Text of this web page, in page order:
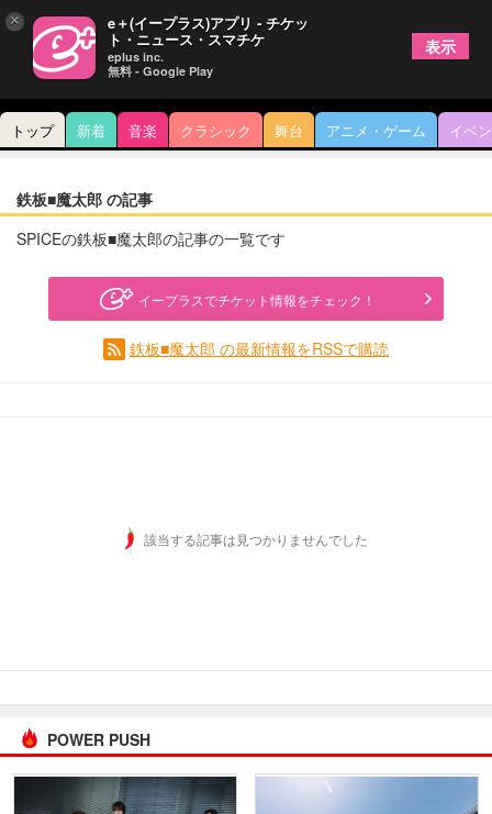
トップ 新着 音楽 クラシック 舞台 アニメ・ゲーム イベ
鉄板■魔太郎 の記事
SPICEの鉄板■魔太郎の記事の一覧です
イープラスでチケット情報をチェック！
鉄板■魔太郎 の最新情報をRSSで購読
該当する記事は見つかりませんでした
POWER PUSH
× e＋(イープラス)アプリ - チケッ
ト・ニュース・スマチケ
eplus inc.
無料 - Google Play
表示